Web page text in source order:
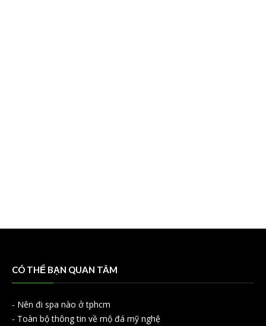
CÓ THỂ BẠN QUAN TÂM
- Nên đi spa nào ở tphcm
- Toàn bộ thông tin về mộ đá mỹ nghệ